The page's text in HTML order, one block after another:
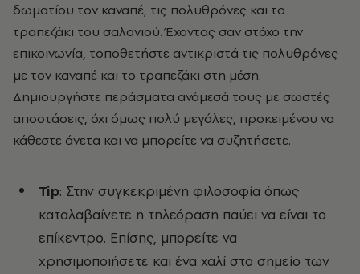
δωματίου τον καναπέ, τις πολυθρόνες και το
τραπεζάκι του σαλονιού. Έχοντας σαν στόχο την
επικοινωνία, τοποθετήστε αντικριστά τις πολυθρόνες
με τον καναπέ και το τραπεζάκι στη μέση.
Δημιουργήστε περάσματα ανάμεσά τους με σωστές
αποστάσεις, όχι όμως πολύ μεγάλες, προκειμένου να
κάθεστε άνετα και να μπορείτε να συζητήσετε.
Tip: Στην συγκεκριμένη φιλοσοφία όπως
καταλαβαίνετε η τηλεόραση παύει να είναι το
επίκεντρο. Επίσης, μπορείτε να
χρησιμοποιήσετε και ένα χαλί στο σημείο των